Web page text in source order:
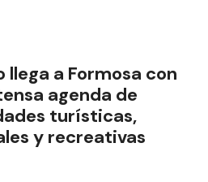
llega a Formosa con
agenda de
turísticas,
y recreativas